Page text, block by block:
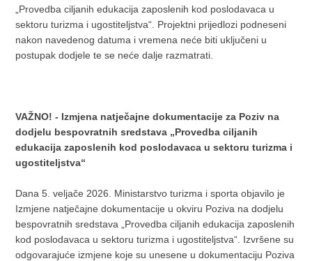
„Provedba ciljanih edukacija zaposlenih kod poslodavaca u
sektoru turizma i ugostiteljstva“. Projektni prijedlozi podneseni
nakon navedenog datuma i vremena neće biti uključeni u
postupak dodjele te se neće dalje razmatrati.
VAŽNO! - Izmjena natječajne dokumentacije za Poziv na
dodjelu bespovratnih sredstava „Provedba ciljanih
edukacija zaposlenih kod poslodavaca u sektoru turizma i
ugostiteljstva“
Dana 5. veljače 2026. Ministarstvo turizma i sporta objavilo je
Izmjene natječajne dokumentacije u okviru Poziva na dodjelu
bespovratnih sredstava „Provedba ciljanih edukacija zaposlenih
kod poslodavaca u sektoru turizma i ugostiteljstva“. Izvršene su
odgovarajuće izmjene koje su unesene u dokumentaciju Poziva